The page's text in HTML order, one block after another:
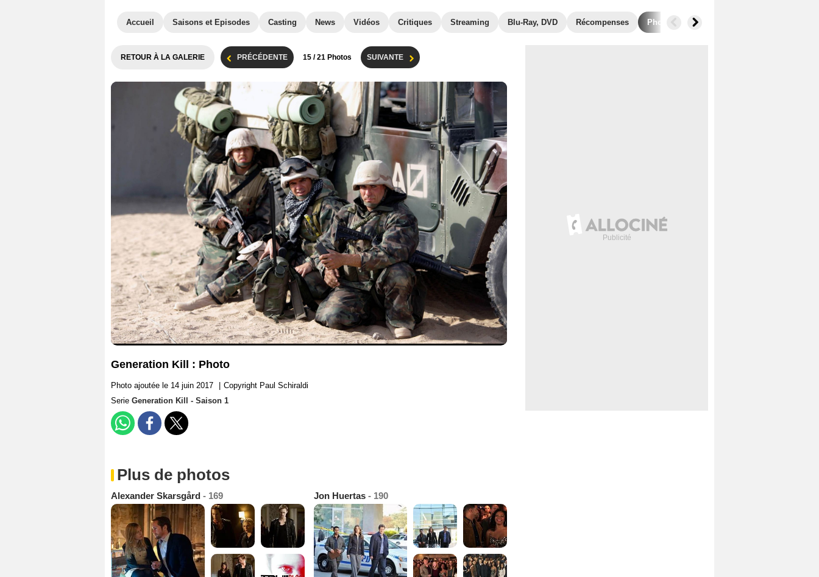
Accueil Saisons et Episodes Casting News Vidéos Critiques Streaming Blu-Ray, DVD Récompenses Photos Séries similaires
RETOUR À LA GALERIE PRÉCÉDENTE 15 / 21 Photos SUIVANTE
Generation Kill : Photo
Photo ajoutée le 14 juin 2017
Copyright Paul Schiraldi
Serie Generation Kill - Saison 1
Plus de photos
Alexander Skarsgård - 169 Jon Huertas - 190